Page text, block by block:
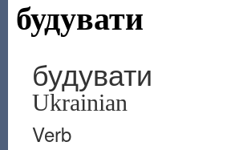
будувати
будувати
Ukrainian
Verb